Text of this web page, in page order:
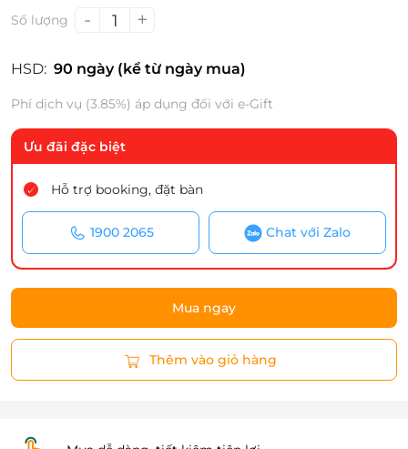
Số lượng - 1 +
HSD: 90 ngày (kể từ ngày mua)
Phí dịch vụ (3.85%) áp dụng đối với e-Gift
Ưu đãi đặc biệt
Hỗ trợ booking, đặt bàn
1900 2065 Chat với Zalo
Mua ngay
Thêm vào giỏ hàng